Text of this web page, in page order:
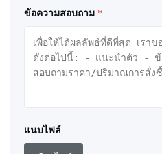
ข้อความสอบถาม *
แนบไฟล์